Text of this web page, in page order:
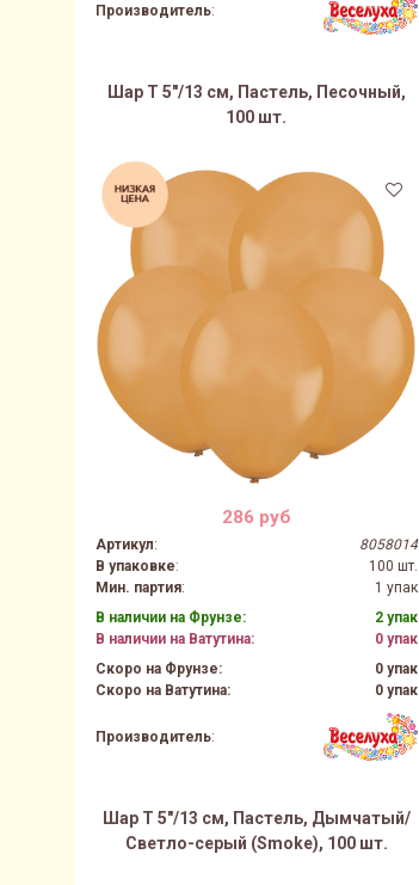
Производитель:
Шар Т 5"/13 см, Пастель, Песочный,
100 шт.
286 руб
Артикул:
8058014
В упаковке:
100 шт.
Мин. партия:
1 упак
В наличии на Фрунзе:
2 упак
В наличии на Ватутина:
0 упак
Скоро на Фрунзе:
0 упак
Скоро на Ватутина:
0 упак
Производитель:
Шар Т 5"/13 см, Пастель, Дымчатый/
Светло-серый (Smoke), 100 шт.